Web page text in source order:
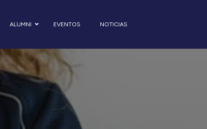
ALUMNI EVENTOS NOTICIAS